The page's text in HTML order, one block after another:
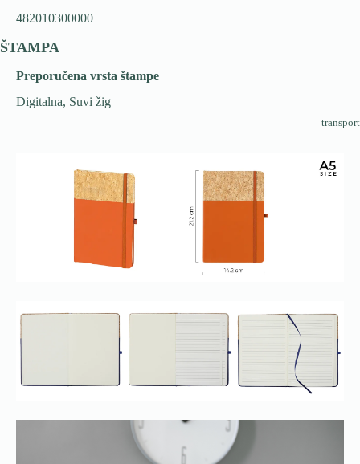
482010300000
ŠTAMPA
Preporučena vrsta štampe
Digitalna, Suvi žig
transport